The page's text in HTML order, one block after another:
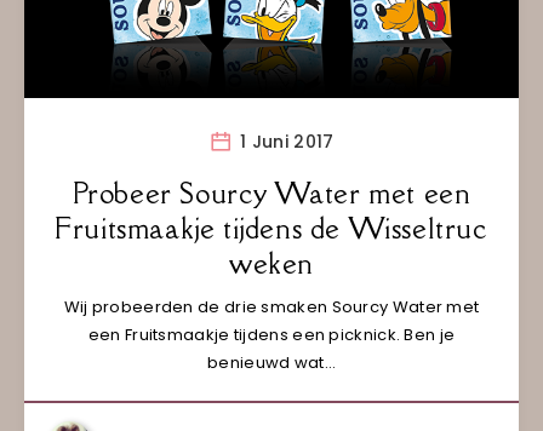
1 Juni 2017
Probeer Sourcy Water met een
Fruitsmaakje tijdens de Wisseltruc
weken
Wij probeerden de drie smaken Sourcy Water met
een Fruitsmaakje tijdens een picknick. Ben je
benieuwd wat…